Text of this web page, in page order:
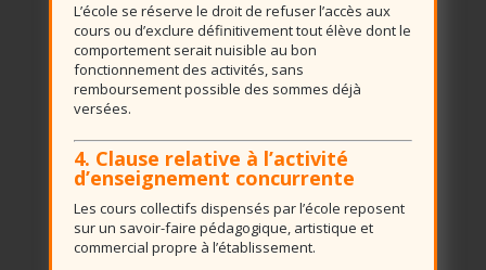
L’école se réserve le droit de refuser l’accès aux
cours ou d’exclure définitivement tout élève dont le
comportement serait nuisible au bon
fonctionnement des activités, sans
remboursement possible des sommes déjà
versées.
4. Clause relative à l’activité
d’enseignement concurrente
Les cours collectifs dispensés par l’école reposent
sur un savoir-faire pédagogique, artistique et
commercial propre à l’établissement.